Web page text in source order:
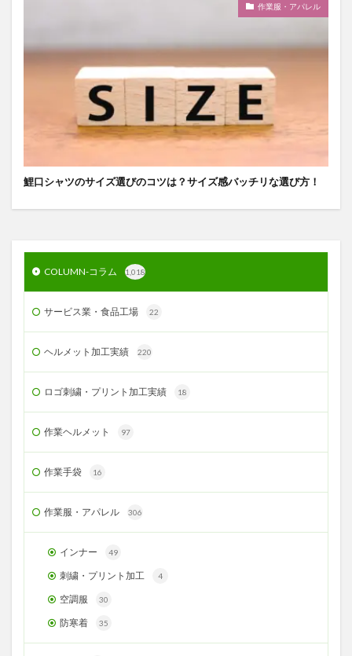
作業服・アパレル
鯉口シャツのサイズ選びのコツは？サイズ感バッチリな選び方！
COLUMN-コラム 1,018
サービス業・食品工場 22
ヘルメット加工実績 220
ロゴ刺繍・プリント加工実績 18
作業ヘルメット 97
作業手袋 16
作業服・アパレル 306
インナー 49
刺繍・プリント加工 4
空調服 30
防寒着 35